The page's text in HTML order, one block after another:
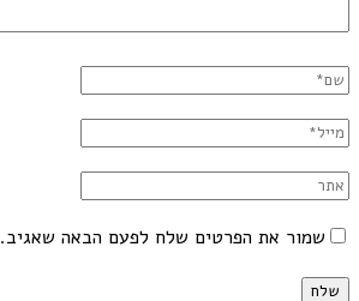
שמור את הפרטים שלח לפעם הבאה שאגיב.